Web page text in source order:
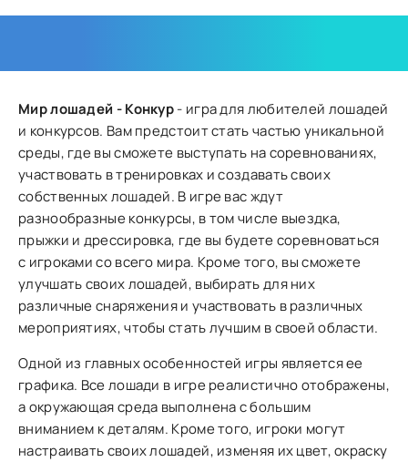
Мир лошадей - Конкур- игра для любителей лошадей
и конкурсов. Вам предстоит стать частью уникальной
среды, где вы сможете выступать на соревнованиях,
участвовать в тренировках и создавать своих
собственных лошадей. В игре вас ждут
разнообразные конкурсы, в том числе выездка,
прыжки и дрессировка, где вы будете соревноваться
с игроками со всего мира. Кроме того, вы сможете
улучшать своих лошадей, выбирать для них
различные снаряжения и участвовать в различных
мероприятиях, чтобы стать лучшим в своей области.
Одной из главных особенностей игры является ее
графика. Все лошади в игре реалистично отображены,
а окружающая среда выполнена с большим
вниманием к деталям. Кроме того, игроки могут
настраивать своих лошадей, изменяя их цвет, окраску